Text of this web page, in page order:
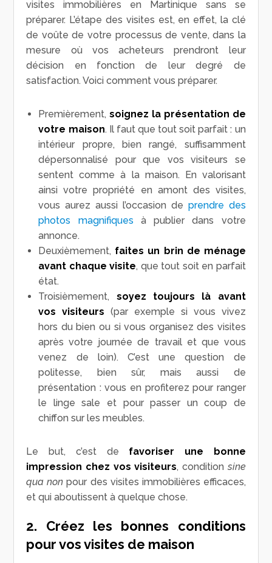
visites immobilières en Martinique sans se
préparer. L’étape des visites est, en effet, la clé
de voûte de votre processus de vente, dans la
mesure où vos acheteurs prendront leur
décision en fonction de leur degré de
satisfaction. Voici comment vous préparer.
Premièrement,soignez la présentation de
votre maison. Il faut que tout soit parfait : un
intérieur propre, bien rangé, suffisamment
dépersonnalisé pour que vos visiteurs se
sentent comme à la maison. En valorisant
ainsi votre propriété en amont des visites,
vous aurez aussi l’occasion de prendre des
photos magnifiques à publier dans votre
annonce.
Deuxièmement, faites un brin de ménage
avant chaque visite, que tout soit en parfait
état.
Troisièmement, soyez toujours là avant
vos visiteurs (par exemple si vous vivez
hors du bien ou si vous organisez des visites
après votre journée de travail et que vous
venez de loin). C’est une question de
politesse, bien sûr, mais aussi de
présentation : vous en profiterez pour ranger
le linge sale et pour passer un coup de
chiffon sur les meubles.
Le but, c’est de favoriser une bonne
impression chez vos visiteurs, conditionsine
qua nonpour des visites immobilières efficaces,
et qui aboutissent à quelque chose.
2. Créez les bonnes conditions
pour vos visites de maison